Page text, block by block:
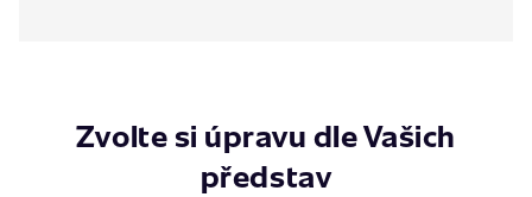
Zvolte si úpravu dle Vašich
představ